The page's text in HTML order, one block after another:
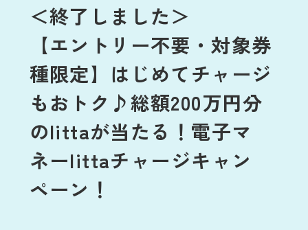
＜終了しました＞
【エントリー不要・対象券
種限定】はじめてチャージ
もおトク♪総額200万円分
のlittaが当たる！電子マ
ネーlittaチャージキャン
ペーン！